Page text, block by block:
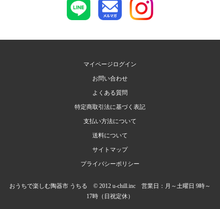
マイページログイン
お問い合わせ
よくある質問
特定商取引法に基づく表記
支払い方法について
送料について
サイトマップ
プライバシーポリシー
おうちで楽しむ陶器市 うちる © 2012 u-chill.inc 営業日：月～土曜日 9時～
17時（日祝定休）